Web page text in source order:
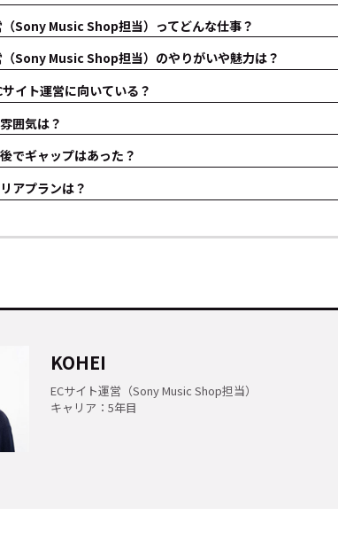
（Sony Music Shop担当）ってどんな仕事？
（Sony Music Shop担当）のやりがいや魅力は？
イト運営に向いている？
囲気は？
でギャップはあった？
アプランは？
KOHEI
ECサイト運営（Sony Music Shop担当）
キャリア：5年目